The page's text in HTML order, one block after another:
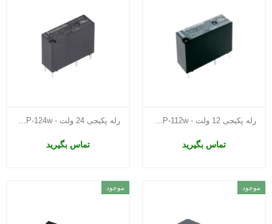
رله پکیجی 12 ولت - ALDP-112w
تماس بگیرید
رله پکیجی 24 ولت - ALDP-124w
تماس بگیرید
موجود موجود